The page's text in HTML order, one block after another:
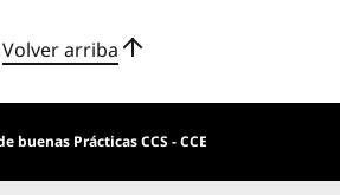
Volver arriba
buenas Prácticas CCS - CCE